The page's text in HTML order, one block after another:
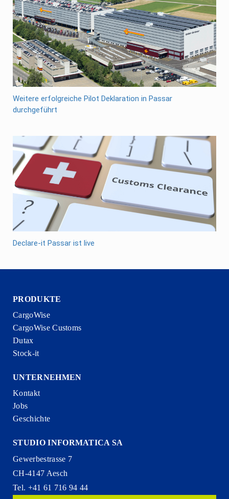
Weitere erfolgreiche Pilot Deklaration in Passar
durchgeführt
Declare-it Passar ist live
PRODUKTE
CargoWise
CargoWise Customs
Dutax
Stock-it
UNTERNEHMEN
Kontakt
Jobs
Geschichte
STUDIO INFORMATICA SA
Gewerbestrasse 7
CH-4147 Aesch
Tel. +41 61 716 94 44